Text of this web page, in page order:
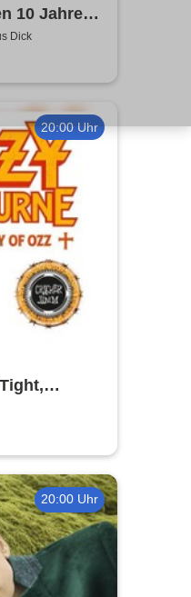
10 Jahre
Dick
20:00 Uhr
20:00 Uhr